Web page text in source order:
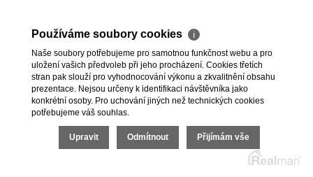
Používáme soubory cookies ℹ
Naše soubory potřebujeme pro samotnou funkčnost webu a pro
uložení vašich předvoleb při jeho procházení. Cookies třetích
stran pak slouží pro vyhodnocování výkonu a zkvalitnění obsahu
prezentace. Nejsou určeny k identifikaci návštěvníka jako
konkrétní osoby. Pro uchování jiných než technických cookies
potřebujeme váš souhlas.
Upravit Odmítnout Přijímám vše